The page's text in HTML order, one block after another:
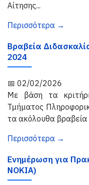
Αίτησης...
Περισσότερα →
Βραβεία
2024
📅 02/02/2026
Με βάση τα
Τμήματος
τα ακόλουθα βραβεία
Περισσότερα →
Ενημέρωση για
NOKIA)